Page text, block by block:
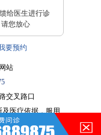
给医生进行诊
您放心
要预约
站
交叉路口
医疗依据，服用
用文章涉及版权